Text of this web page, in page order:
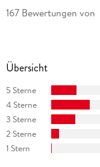
167 Bewertungen von
Übersicht
5 Sterne
4 Sterne
3 Sterne
2 Sterne
1 Stern